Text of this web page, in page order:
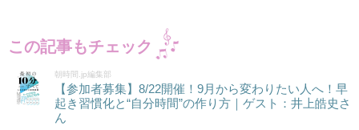
この記事もチェック
朝時間.jp編集部
【参加者募集】8/22開催！9月から変わりたい人へ！早
起き習慣化と“自分時間”の作り方｜ゲスト：井上皓史さ
ん